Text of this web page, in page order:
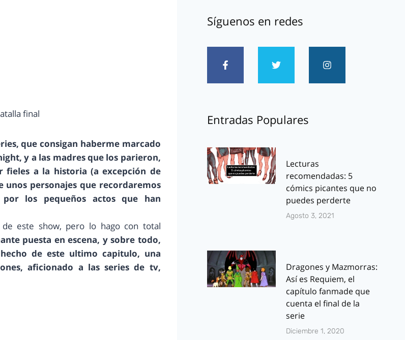
final
que consigan haberme marcado
y a las madres que los parieron,
fieles a la historia (a excepción de
unos personajes que recordaremos
los pequeños actos que han
este show, pero lo hago con total
puesta en escena, y sobre todo,
de este ultimo capitulo, una
aficionado a las series de tv,
Síguenos en redes
Entradas Populares
Lecturas
recomendadas: 5
cómics picantes que no
puedes perderte
Agosto 3, 2021
Dragones y Mazmorras:
Así es Requiem, el
capítulo fanmade que
cuenta el final de la
serie
Diciembre 1, 2020